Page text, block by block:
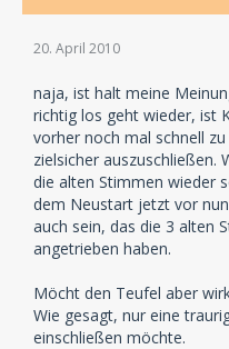
20. April 2010
naja, ist halt meine
richtig los geht wieder, ist
vorher noch mal schnell
zielsicher auszuschließen.
die alten Stimmen wieder
dem Neustart jetzt vor
auch sein, das die 3 alten
angetrieben haben.
Möcht den Teufel aber
Wie gesagt, nur eine
einschließen möchte.